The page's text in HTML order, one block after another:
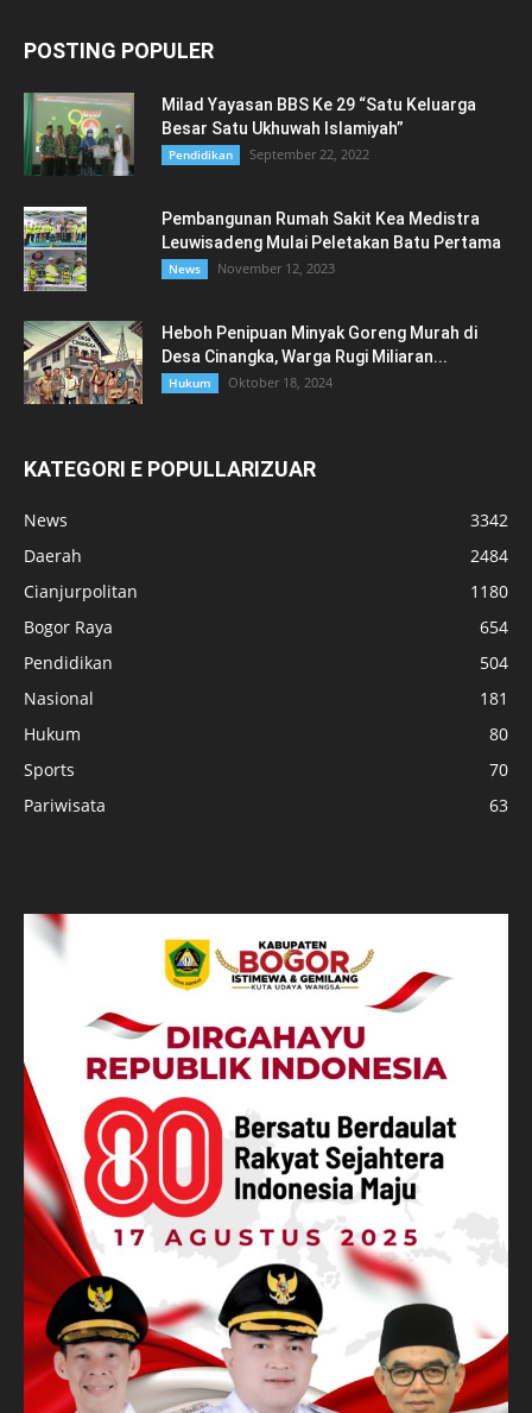
POSTING POPULER
Milad Yayasan BBS Ke 29 “Satu Keluarga
Besar Satu Ukhuwah Islamiyah”
Pendidikan September 22, 2022
Pembangunan Rumah Sakit Kea Medistra
Leuwisadeng Mulai Peletakan Batu Pertama
News November 12, 2023
Heboh Penipuan Minyak Goreng Murah di
Desa Cinangka, Warga Rugi Miliaran...
Hukum Oktober 18, 2024
KATEGORI E POPULLARIZUAR
News
3342
Daerah
2484
Cianjurpolitan
1180
Bogor Raya
654
Pendidikan
504
Nasional
181
Hukum
80
Sports
70
Pariwisata
63